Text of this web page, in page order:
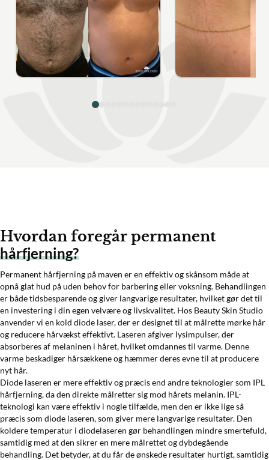
Hvordan foregår permanent
hårfjerning?
Permanent hårfjerning på maven er en effektiv og skånsom måde at
opnå glat hud på uden behov for barbering eller voksning. Behandlingen
er både tidsbesparende og giver langvarige resultater, hvilket gør det til
en investering i din egen velvære og livskvalitet. Hos Beauty Skin Studio
anvender vi en kold diode laser, der er designet til at målrette mørke hår
og reducere hårvækst effektivt. Laseren afgiver lysimpulser, der
absorberes af melaninen i håret, hvilket omdannes til varme. Denne
varme beskadiger hårsækkene og hæmmer deres evne til at producere
nyt hår.
Diode laseren er mere effektiv og præcis end andre teknologier som IPL
hårfjerning, da den direkte målretter sig mod hårets melanin. IPL-
teknologi kan være effektiv i nogle tilfælde, men den er ikke lige så
præcis som diode laseren, som giver mere langvarige resultater. Den
koldere temperatur i diodelaseren gør behandlingen mindre smertefuld,
samtidig med at den sikrer en mere målrettet og dybdegående
behandling. Det betyder, at du får de ønskede resultater hurtigt, samtidig